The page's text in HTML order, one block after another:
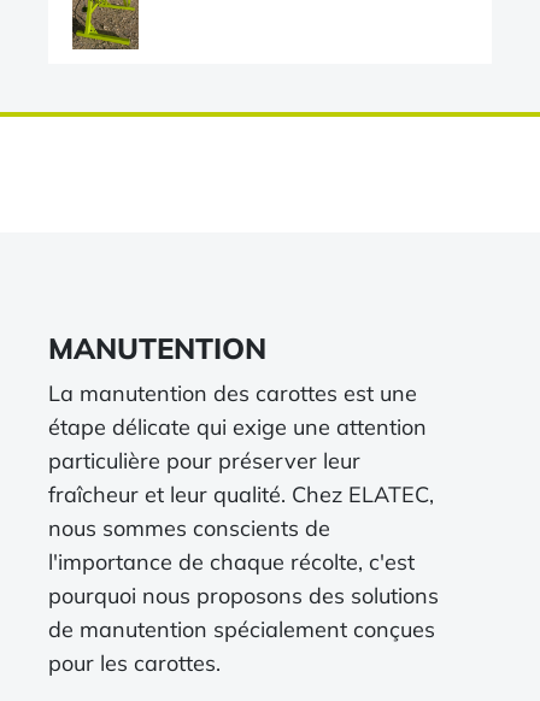
MANUTENTION
La manutention des carottes est une
étape délicate qui exige une attention
particulière pour préserver leur
fraîcheur et leur qualité. Chez ELATEC,
nous sommes conscients de
l'importance de chaque récolte, c'est
pourquoi nous proposons des solutions
de manutention spécialement conçues
pour les carottes.